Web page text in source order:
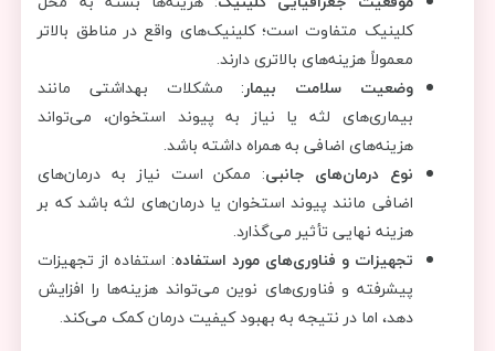
کلینیک متفاوت است؛ کلینیک‌های واقع در مناطق بالاتر
معمولاً هزینه‌های بالاتری دارند.
وضعیت سلامت بیمار: مشکلات بهداشتی مانند
بیماری‌های لثه یا نیاز به پیوند استخوان، می‌تواند
هزینه‌های اضافی به همراه داشته باشد.
نوع درمان‌های جانبی: ممکن است نیاز به درمان‌های
اضافی مانند پیوند استخوان یا درمان‌های لثه باشد که بر
هزینه نهایی تأثیر می‌گذارد.
تجهیزات و فناوری‌های مورد استفاده: استفاده از تجهیزات
پیشرفته و فناوری‌های نوین می‌تواند هزینه‌ها را افزایش
دهد، اما در نتیجه به بهبود کیفیت درمان کمک می‌کند.